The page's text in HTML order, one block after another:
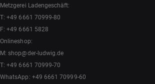
Metzgerei Ladengeschäft:
T:+49 6661 70999-80
F: +49 6661 5828
Onlineshop:
M:shop@der-ludwig.de
T:+49 6661 70999-70
WhatsApp: +49 6661 70999-60